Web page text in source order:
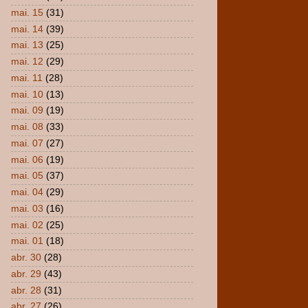
mai. 15 (31)
mai. 14 (39)
mai. 13 (25)
mai. 12 (29)
mai. 11 (28)
mai. 10 (13)
mai. 09 (19)
mai. 08 (33)
mai. 07 (27)
mai. 06 (19)
mai. 05 (37)
mai. 04 (29)
mai. 03 (16)
mai. 02 (25)
mai. 01 (18)
abr. 30 (28)
abr. 29 (43)
abr. 28 (31)